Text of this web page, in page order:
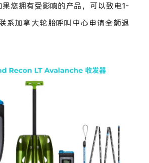
您拥有受影响的产品，可以致电1-
系加拿大轮胎呼叫中心申请全额退